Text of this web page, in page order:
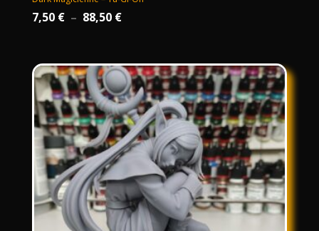
7,50 € – 88,50 €Plage
7,50 €
à
88,50 €